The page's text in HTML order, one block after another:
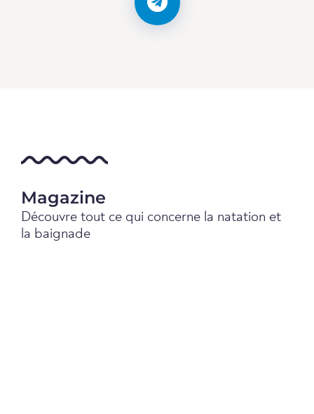
Magazine
Découvre tout ce qui concerne la natation et
la baignade